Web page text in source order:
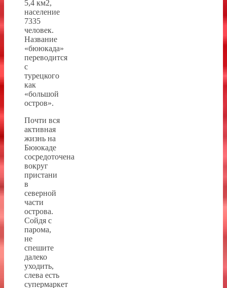
5,4 км2,
население
7335
человек.
Название
«бююкада»
переводится
с
турецкого
как
«большой
остров».
Почти вся
активная
жизнь на
Бююкаде
сосредоточена
вокруг
пристани
в
северной
части
острова.
Сойдя с
парома,
не
спешите
далеко
уходить,
слева есть
супермаркет